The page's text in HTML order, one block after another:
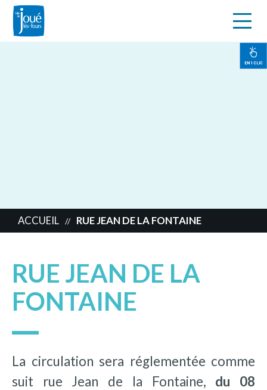
EN 1 CLIC
ACCUEIL // RUE JEAN DE LA FONTAINE
RUE JEAN DE LA
FONTAINE
La circulation sera réglementée comme
suit rue Jean de la Fontaine, du 08